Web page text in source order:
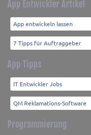
App Entwickler Artikel
App entwickeln lassen
7 Tipps für Auftraggeber
App Tipps
IT Entwickler Jobs
QM Reklamations-Software
Programmierung